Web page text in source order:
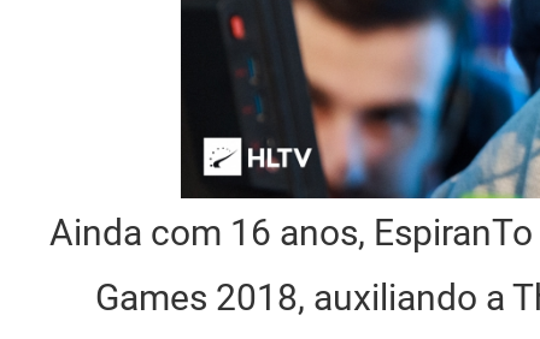
Ainda com 16 anos,
Games 2018, auxiliando a